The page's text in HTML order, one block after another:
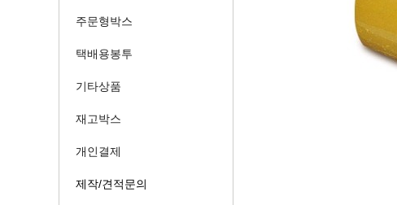
주문형박스
택배용봉투
기타상품
재고박스
개인결제
제작/견적문의